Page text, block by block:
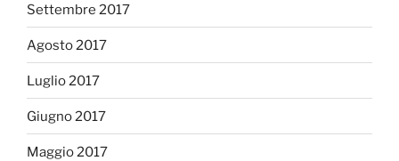
Settembre 2017
Agosto 2017
Luglio 2017
Giugno 2017
Maggio 2017